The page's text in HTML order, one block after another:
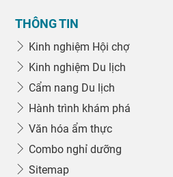
THÔNG TIN
Kinh nghiệm Hội chợ
Kinh nghiệm Du lịch
Cẩm nang Du lịch
Hành trình khám phá
Văn hóa ẩm thực
Combo nghỉ dưỡng
Sitemap